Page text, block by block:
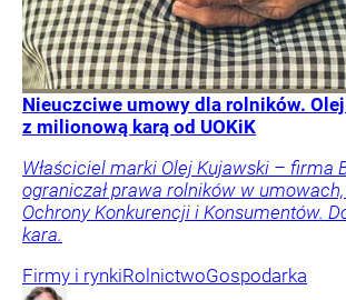
Nieuczciwe umowy dla rolników.
z milionową karą od UOKiK
Właściciel marki Olej Kujawski – firma
ograniczał prawa rolników w umowach,
Ochrony Konkurencji i Konsumentów.
kara.
Firmy i rynkiRolnictwoGospodarka